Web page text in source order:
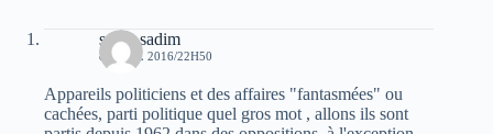
sarah sadim
8 AVRIL 2016/22H50
Appareils politiciens et des affaires "fantasmées" ou
cachées, parti politique quel gros mot , allons ils sont